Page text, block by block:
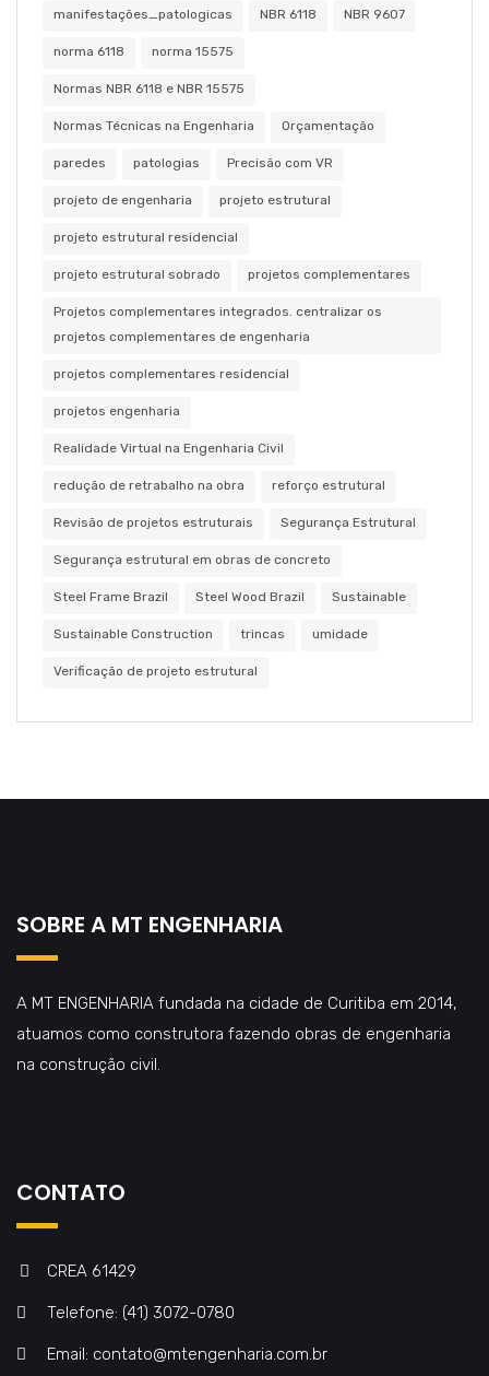
manifestações_patologicas NBR 6118 NBR 9607
norma 6118 norma 15575
Normas NBR 6118 e NBR 15575
Normas Técnicas na Engenharia Orçamentação
paredes patologias Precisão com VR
projeto de engenharia projeto estrutural
projeto estrutural residencial
projeto estrutural sobrado projetos complementares
Projetos complementares integrados. centralizar os
projetos complementares de engenharia
projetos complementares residencial
projetos engenharia
Realidade Virtual na Engenharia Civil
redução de retrabalho na obra reforço estrutural
Revisão de projetos estruturais Segurança Estrutural
Segurança estrutural em obras de concreto
Steel Frame Brazil Steel Wood Brazil Sustainable
Sustainable Construction trincas umidade
Verificação de projeto estrutural
SOBRE A MT ENGENHARIA
A MT ENGENHARIA fundada na cidade de Curitiba em 2014,
atuamos como construtora fazendo obras de engenharia
na construção civil.
CONTATO
CREA 61429
Telefone: (41) 3072-0780
Email: contato@mtengenharia.com.br